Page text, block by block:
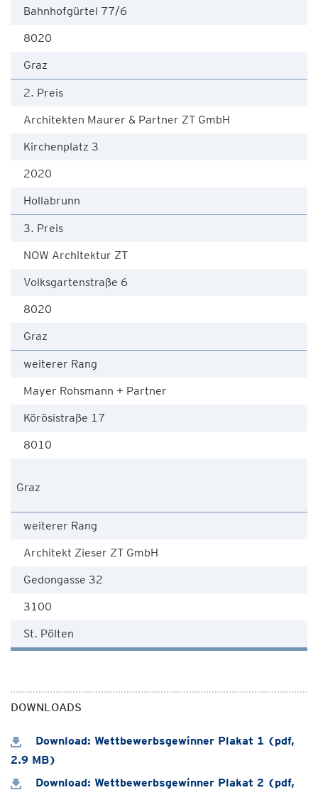
Bahnhofgürtel 77/6
8020
Graz
2. Preis
Architekten Maurer & Partner ZT GmbH
Kirchenplatz 3
2020
Hollabrunn
3. Preis
NOW Architektur ZT
Volksgartenstraße 6
8020
Graz
weiterer Rang
Mayer Rohsmann + Partner
Körösistraße 17
8010
Graz
weiterer Rang
Architekt Zieser ZT GmbH
Gedongasse 32
3100
St. Pölten
DOWNLOADS
Download: Wettbewerbsgewinner Plakat 1 (pdf,
2.9 MB)
Download: Wettbewerbsgewinner Plakat 2 (pdf,